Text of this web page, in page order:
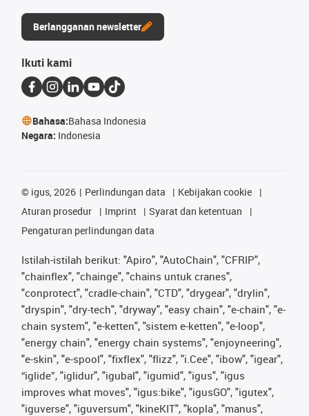
Berlangganan newsletter
Ikuti kami
Bahasa:Bahasa Indonesia
Negara: Indonesia
© igus, 2026 Perlindungan data
Kebijakan cookie
Aturan prosedur
Imprint
Syarat dan ketentuan
Pengaturan perlindungan data
Istilah-istilah berikut: "Apiro", "AutoChain", "CFRIP",
"chainflex", "chainge", "chains untuk cranes",
"conprotect", "cradle-chain", "CTD", "drygear", "drylin",
"dryspin", "dry-tech", "dryway", "easy chain", "e-chain", "e-
chain system", "e-ketten", "sistem e-ketten", "e-loop",
"energy chain", "energy chain systems", "enjoyneering",
"e-skin", "e-spool", "fixflex", "flizz", "i.Cee", "ibow", "igear",
“iglide”, "iglidur", "igubal", "igumid", "igus", "igus
improves what moves", "igus:bike", "igusGO", "igutex",
"iguverse", "iguversum", "kineKIT", "kopla", "manus",